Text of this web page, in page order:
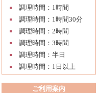
調理時間：1時間
調理時間：1時間30分
調理時間：2時間
調理時間：3時間
調理時間：半日
調理時間：1日以上
ご利用案内